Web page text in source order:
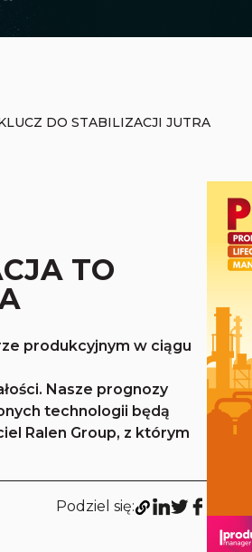
DO STABILIZACJI JUTRA
TO
produkcyjnym w ciągu
Nasze prognozy
technologii będą
Ralen Group, z którym
Podziel się: